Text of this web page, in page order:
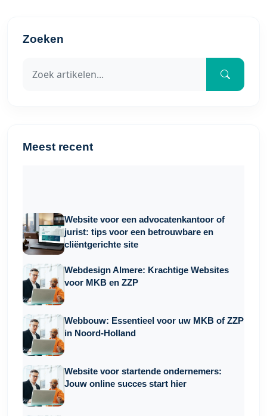
Zoeken
Meest recent
Website voor een advocatenkantoor of
jurist: tips voor een betrouwbare en
cliëntgerichte site
Webdesign Almere: Krachtige Websites
voor MKB en ZZP
Webbouw: Essentieel voor uw MKB of ZZP
in Noord-Holland
Website voor startende ondernemers:
Jouw online succes start hier